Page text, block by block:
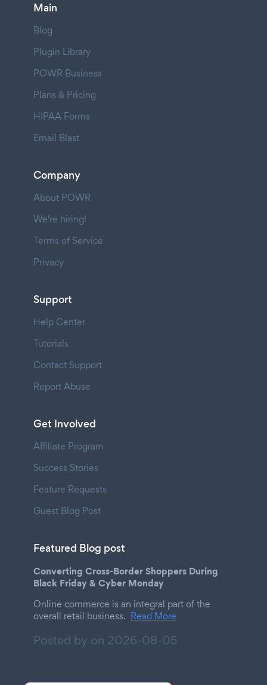
Main
Blog
Plugin Library
POWR Business
Plans & Pricing
HIPAA Forms
Email Blast
Company
About POWR
We're hiring!
Terms of Service
Privacy
Support
Help Center
Tutorials
Contact Support
Report Abuse
Get Involved
Affiliate Program
Success Stories
Feature Requests
Guest Blog Post
Featured Blog post
Converting Cross-Border Shoppers During
Black Friday & Cyber Monday
Online commerce is an integral part of the
overall retail business. Read More
Posted by on 2026-08-05